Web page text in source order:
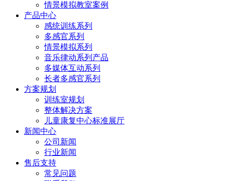
情景模拟教室案例
产品中心
感统训练系列
多感官系列
情景模拟系列
音乐律动系列产品
多媒体互动系列
长者多感官系列
方案规划
训练室规划
整体解决方案
儿童康复中心标准展厅
新闻中心
公司新闻
行业新闻
售后支持
常见问题